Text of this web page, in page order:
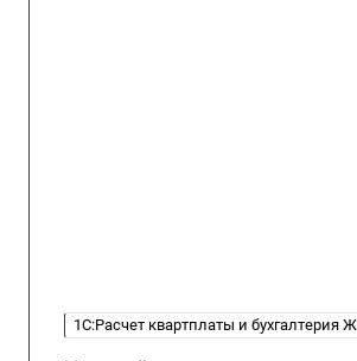
1С:Расчет квартплаты и бухгалтерия